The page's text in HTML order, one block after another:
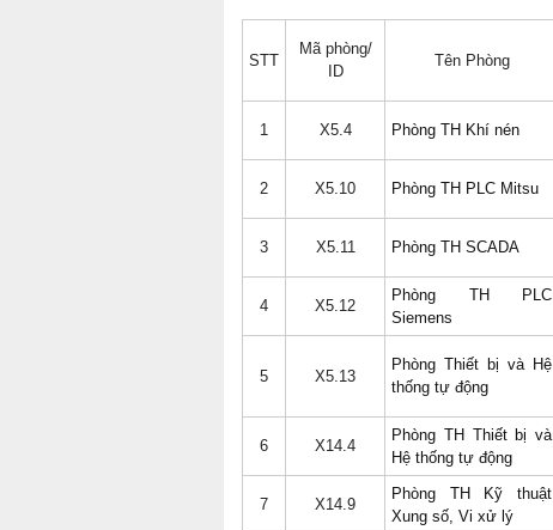
STT
Mã phòng/
ID
Tên Phòng
1 X5.4 Phòng TH Khí nén
2 X5.10 Phòng TH PLC Mitsu
3 X5.11 Phòng TH SCADA
4 X5.12
Phòng TH PLC
Siemens
5 X5.13
Phòng Thiết bị và Hệ
thống tự động
6 X14.4
Phòng TH Thiết bị và
Hệ thống tự động
7 X14.9
Phòng TH Kỹ thuật
Xung số, Vi xử lý